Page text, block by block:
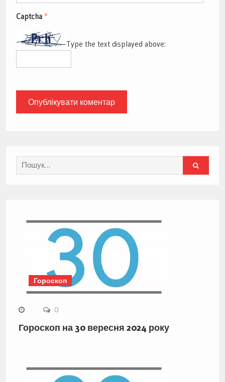
Captcha *
Type the text displayed above:
Search
for:
Гороскоп
0
Гороскоп на 30 вересня 2024 року